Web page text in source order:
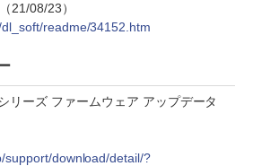
21/08/23）
readme/34152.htm
リーズ ファームウェア アップデータ
support/download/detail/?